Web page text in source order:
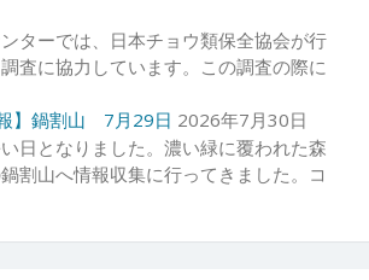
ターでは、日本チョウ類保全協会が行
査に協力しています。この調査の際に
報】鍋割山 7月29日 2026年7月30日
日となりました。濃い緑に覆われた森
割山へ情報収集に行ってきました。コ